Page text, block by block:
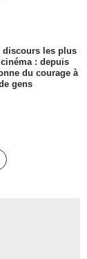
discours les plus
: depuis
du courage à
gens